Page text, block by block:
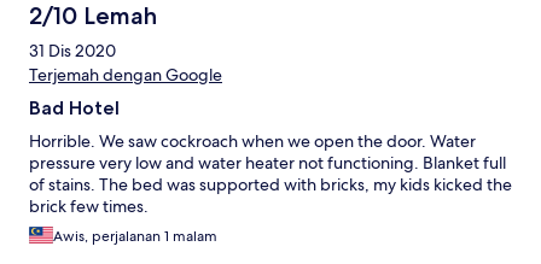
2/10 Lemah
31 Dis 2020
Terjemah dengan Google
Bad Hotel
Horrible. We saw cockroach when we open the door. Water
pressure very low and water heater not functioning. Blanket full
of stains. The bed was supported with bricks, my kids kicked the
brick few times.
Awis, perjalanan 1 malam